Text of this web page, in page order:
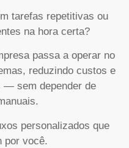
tarefas repetitivas ou
na hora certa?
passa a operar no
reduzindo custos e
— sem depender de
personalizados que
por você.